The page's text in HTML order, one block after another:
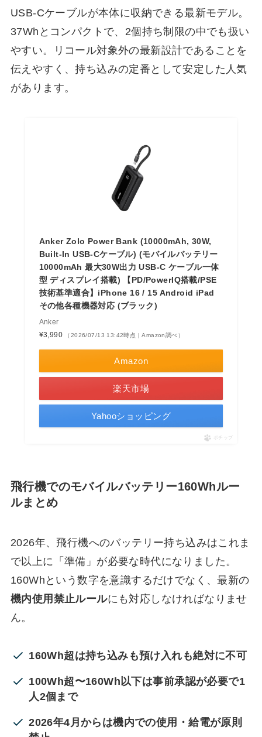
USB-Cケーブルが本体に収納できる最新モデル。
37Whとコンパクトで、2個持ち制限の中でも扱い
やすい。リコール対象外の最新設計であることを
伝えやすく、持ち込みの定番として安定した人気
があります。
Anker Zolo Power Bank (10000mAh, 30W,
Built-In USB-Cケーブル) (モバイルバッテリー
10000mAh 最大30W出力 USB-C ケーブル一体
型 ディスプレイ搭載) 【PD/PowerIQ搭載/PSE
技術基準適合】iPhone 16 / 15 Android iPad
その他各種機器対応 (ブラック)
Anker
¥3,990
（2026/07/13 13:42時点 | Amazon調べ）
Amazon
楽天市場
Yahooショッピング
ポチップ
飛行機でのモバイルバッテリー160Whルー
ルまとめ
2026年、飛行機へのバッテリー持ち込みはこれま
で以上に「準備」が必要な時代になりました。
160Whという数字を意識するだけでなく、最新の
機内使用禁止ルールにも対応しなければなりませ
ん。
160Wh超は持ち込みも預け入れも絶対に不可
100Wh超〜160Wh以下は事前承認が必要で1
人2個まで
2026年4月からは機内での使用・給電が原則